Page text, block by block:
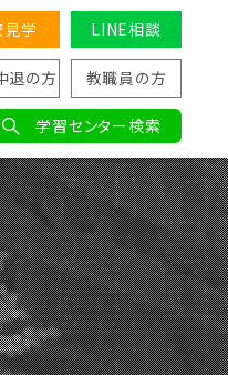
学 LINE相談
退の方 教職員の方
学習センター検索